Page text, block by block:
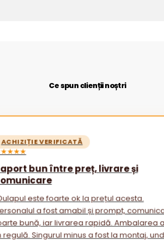
Ce spun clienții noștri
ACHIZIȚIE VERIFICATĂ
bun între preț, livrare și
este foarte ok la prețul acesta.
a fost amabil și prompt,
bună, iar livrarea rapidă. Ambalarea
regulă. Singurul minus a fost la montaj,